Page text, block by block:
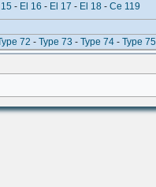
- El 16 - El 17 - El 18- Ce 119
72 - Type 73 - Type 74- Type 75